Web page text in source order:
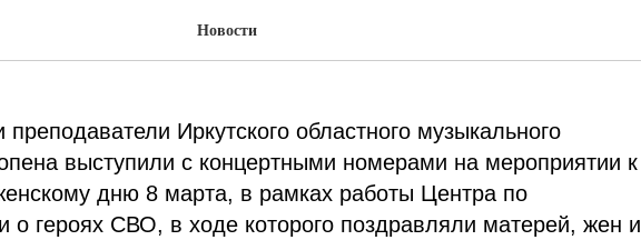
Новости
и звуки музыки
Иркутского областного музыкального
выступили с концертными номерами на мероприятии к
дню 8 марта, в рамках работы Центра по
о героях СВО, в ходе которого поздравляли матерей, жен и